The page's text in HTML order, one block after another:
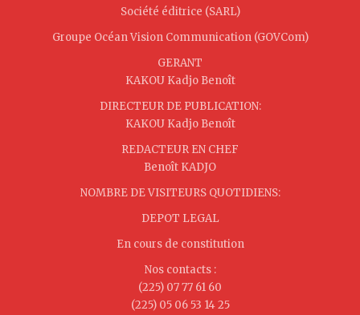
Société éditrice (SARL)
Groupe Océan Vision Communication (GOVCom)
GERANT
KAKOU Kadjo Benoît
DIRECTEUR DE PUBLICATION:
KAKOU Kadjo Benoît
REDACTEUR EN CHEF
Benoît KADJO
NOMBRE DE VISITEURS QUOTIDIENS:
DEPOT LEGAL
En cours de constitution
Nos contacts :
(225) 07 77 61 60
(225) 05 06 53 14 25